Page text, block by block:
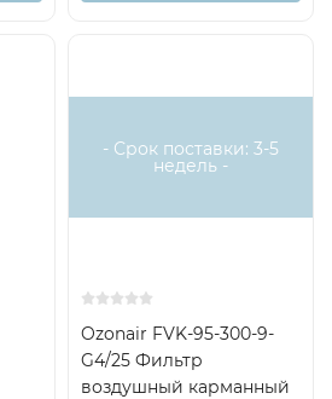
- Срок поставки: 3-5
недель -
Ozonair FVK-95-300-9-
G4/25 Фильтр
воздушный карманный